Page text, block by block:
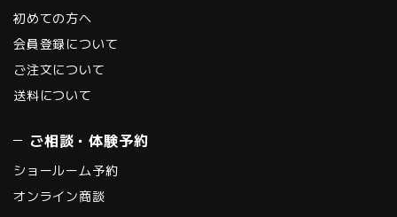
初めての方へ
会員登録について
ご注文について
送料について
ご相談・体験予約
ショールーム予約
オンライン商談